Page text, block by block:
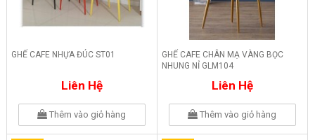
GHẾ CAFE NHỰA ĐÚC ST01
Liên Hệ
Thêm vào giỏ hàng
GHẾ CAFE CHÂN MẠ VÀNG BỌC
NHUNG NỈ GLM104
Liên Hệ
Thêm vào giỏ hàng